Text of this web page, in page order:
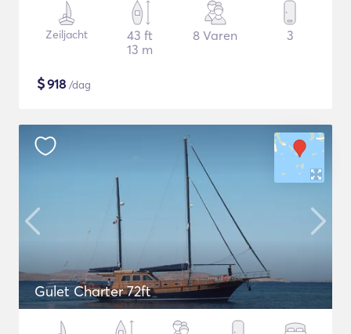
Zeiljacht
43 ft
13 m
8 Varen 3
$918 /dag
Gulet Charter 72ft